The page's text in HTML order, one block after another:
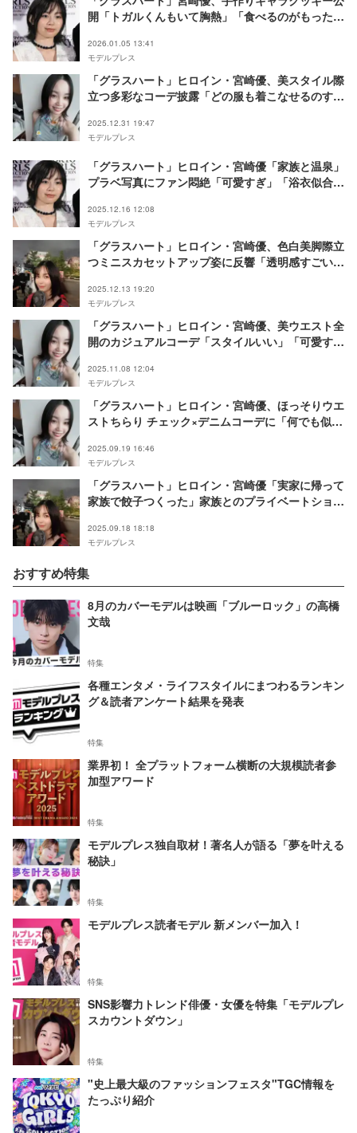
開「トガルくんもいて胸熱」「食べるのがもったい
2026.01.05 13:41
モデルプレス
「グラスハート」ヒロイン・宮崎優、美スタイル際
立つ多彩なコーデ披露「どの服も着こなせるのすご
2025.12.31 19:47
モデルプレス
「グラスハート」ヒロイン・宮崎優「家族と温泉」
プラベ写真にファン悶絶「可愛すぎ」「浴衣似合っ
2025.12.16 12:08
モデルプレス
「グラスハート」ヒロイン・宮崎優、色白美脚際立
つミニスカセットアップ姿に反響「透明感すごい」
2025.12.13 19:20
モデルプレス
「グラスハート」ヒロイン・宮崎優、美ウエスト全
開のカジュアルコーデ「スタイルいい」「可愛すぎ
2025.11.08 12:04
モデルプレス
「グラスハート」ヒロイン・宮崎優、ほっそりウエ
ストちらり チェック×デニムコーデに「何でも似合
2025.09.19 16:46
モデルプレス
「グラスハート」ヒロイン・宮崎優「実家に帰って
家族で餃子つくった」家族とのプライベートショッ
い」
2025.09.18 18:18
モデルプレス
おすすめ特集
8月のカバーモデルは映画「ブルーロック」の高橋
文哉
特集
各種エンタメ・ライフスタイルにまつわるランキン
グ＆読者アンケート結果を発表
特集
業界初！ 全プラットフォーム横断の大規模読者参
加型アワード
特集
モデルプレス独自取材！著名人が語る「夢を叶える
秘訣」
特集
モデルプレス読者モデル 新メンバー加入！
特集
SNS影響力トレンド俳優・女優を特集「モデルプレ
スカウントダウン」
特集
"史上最大級のファッションフェスタ"TGC情報を
たっぷり紹介